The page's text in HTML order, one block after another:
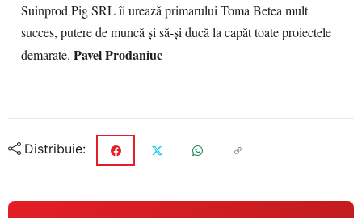
Suinprod Pig SRL îi urează primarului Toma Betea mult
succes, putere de muncă şi să-şi ducă la capăt toate proiectele
demarate. Pavel Prodaniuc
Distribuie: